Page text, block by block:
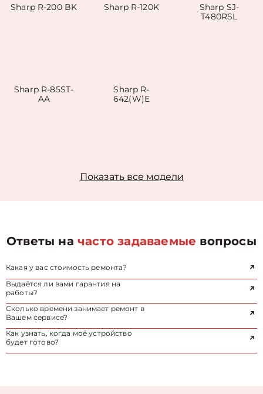
Sharp R-200 BK Sharp R-120K
Sharp SJ-
T480RSL
Sharp R-85ST-
AA
Sharp R-
642(W)E
Показать все модели
Ответы начасто задаваемые вопросы
Какая у вас стоимость ремонта?
Выдаётся ли вами гарантия на
работы?
Сколько времени занимает ремонт в
Вашем сервисе?
Как узнать, когда моё устройство
будет готово?